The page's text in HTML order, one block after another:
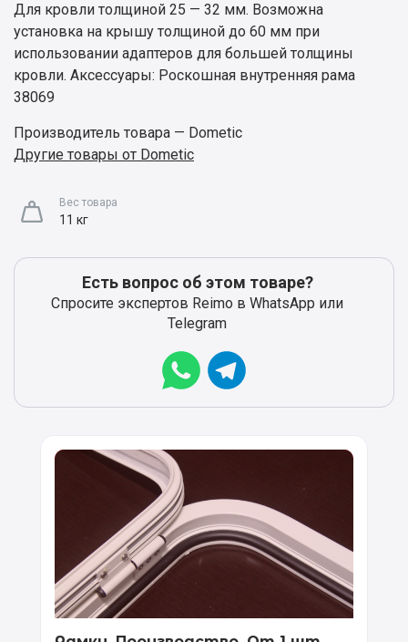
Для кровли толщиной 25 — 32 мм. Возможна
установка на крышу толщиной до 60 мм при
использовании адаптеров для большей толщины
кровли. Аксессуары: Роскошная внутренняя рама
38069
Производитель товара — Dometic
Другие товары от Dometic
Вес товара
11 кг
Есть вопрос об этом товаре?
Спросите экспертов Reimo в WhatsApp или
Telegram